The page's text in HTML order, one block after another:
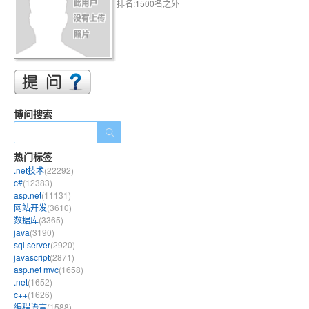
排名:1500名之外
博问搜索
热门标签
.net技术(22292)
c#(12383)
asp.net(11131)
网站开发(3610)
数据库(3365)
java(3190)
sql server(2920)
javascript(2871)
asp.net mvc(1658)
.net(1652)
c++(1626)
编程语言(1588)